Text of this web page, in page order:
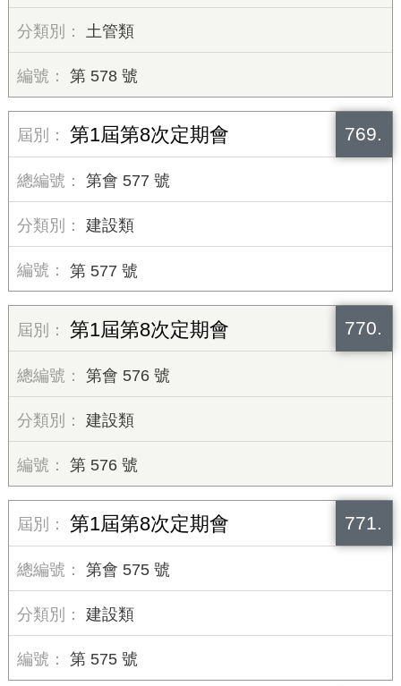
土管類
第 578 號
769.
第1屆第8次定期會
第會 577 號
建設類
第 577 號
770.
第1屆第8次定期會
第會 576 號
建設類
第 576 號
771.
第1屆第8次定期會
第會 575 號
建設類
第 575 號